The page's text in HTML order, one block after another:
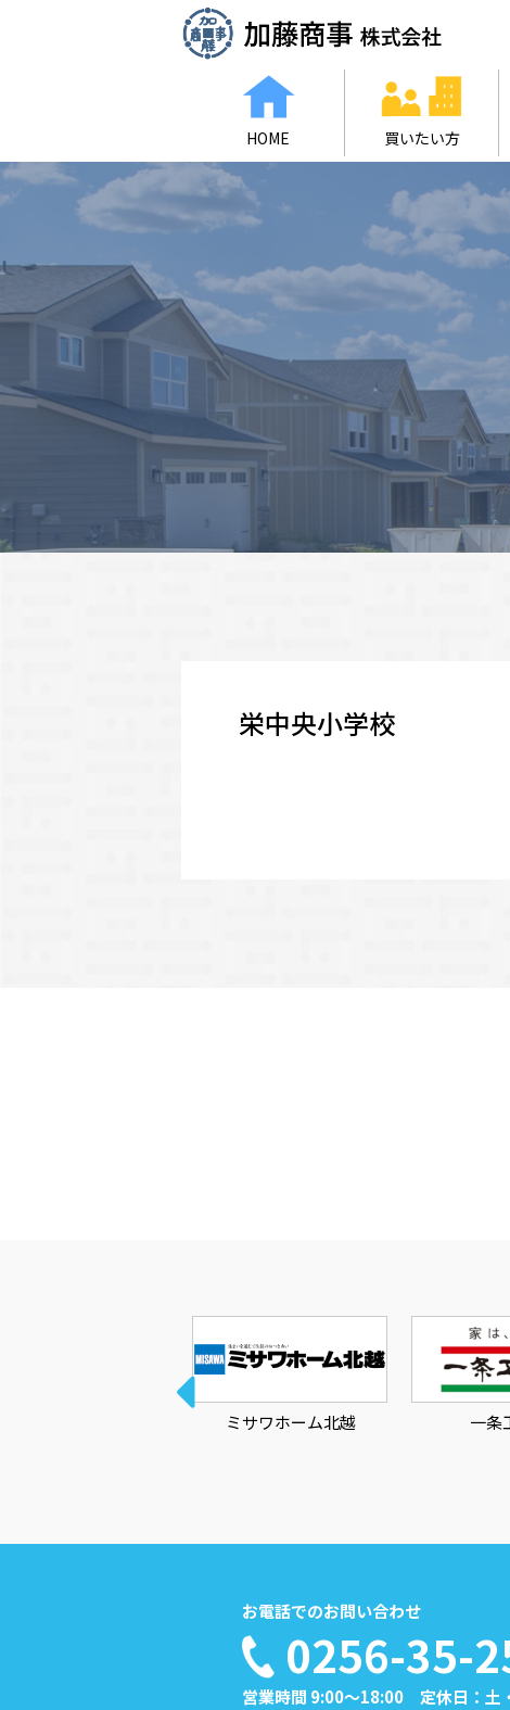
HOME 買いたい方
栄中央小学校
ミサワホーム北越
お電話でのお問い合わせ
0256-35-
営業時間 9:00～18:00 定休日：土